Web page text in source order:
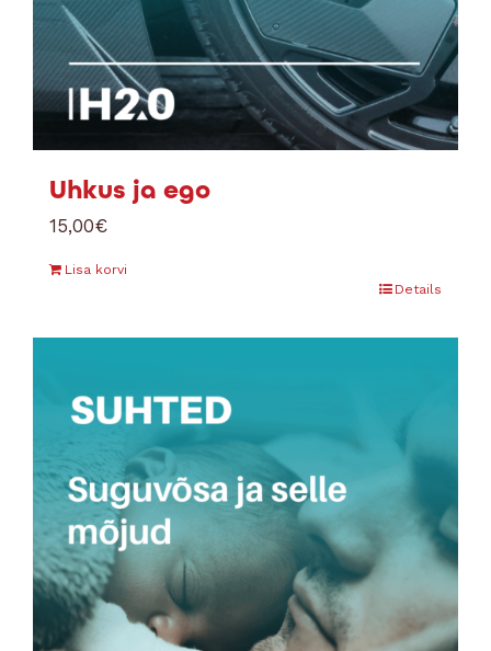
Uhkus ja ego
15,00€
Lisa korvi
Details